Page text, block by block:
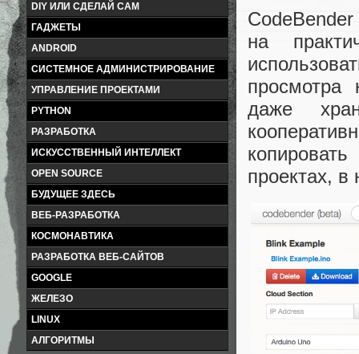
DIY ИЛИ СДЕЛАЙ САМ
ГАДЖЕТЫ
ANDROID
СИСТЕМНОЕ АДМИНИСТРИРОВАНИЕ
УПРАВЛЕНИЕ ПРОЕКТАМИ
PYTHON
РАЗРАБОТКА
ИСКУССТВЕННЫЙ ИНТЕЛЛЕКТ
OPEN SOURCE
БУДУЩЕЕ ЗДЕСЬ
ВЕБ-РАЗРАБОТКА
КОСМОНАВТИКА
РАЗРАБОТКА ВЕБ-САЙТОВ
GOOGLE
ЖЕЛЕЗО
LINUX
АЛГОРИТМЫ
на
просмотра
даже
проектах,